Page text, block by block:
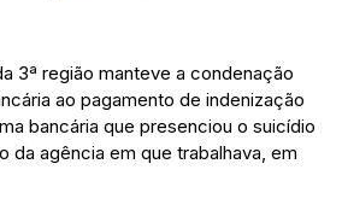
3ª região manteve a condenação
ao pagamento de indenização
bancária que presenciou o suicídio
da agência em que trabalhava, em